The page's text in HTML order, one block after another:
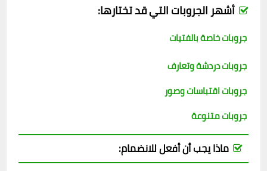
أشهر الجروبات التي قد تختارها:
جروبات خاصة بالفتيات
جروبات دردشة وتعارف
جروبات اقتباسات وصور
جروبات متنوعة
ماذا يجب أن أفعل للانضمام: